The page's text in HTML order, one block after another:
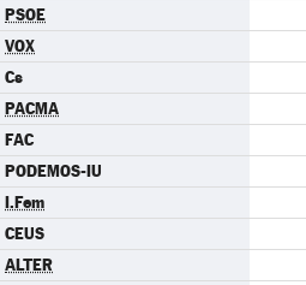
PSOE
VOX
Cs
PACMA
FAC
PODEMOS-IU
I.Fem
CEUS
ALTER